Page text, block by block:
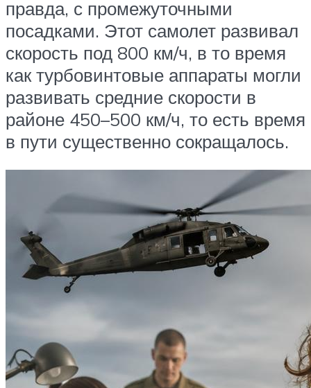
правда, с промежуточными
посадками. Этот самолет развивал
скорость под 800 км/ч, в то время
как турбовинтовые аппараты могли
развивать средние скорости в
районе 450–500 км/ч, то есть время
в пути существенно сокращалось.